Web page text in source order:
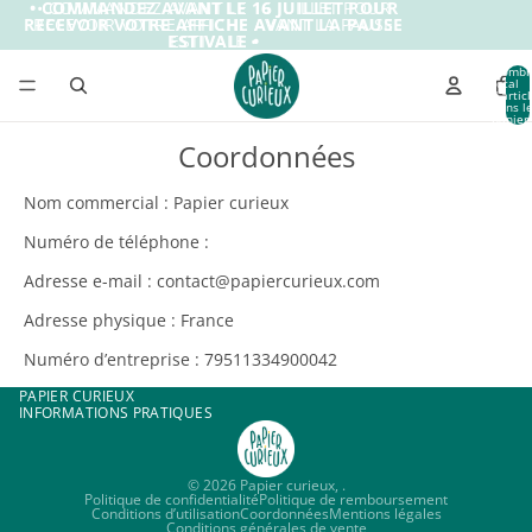
• COMMANDEZ AVANT LE 16 JUILLET POUR
RECEVOIR VOTRE AFFICHE AVANT LA PAUSE
ESTIVALE •
• COMMANDEZ AVANT LE 16 JUILLET POUR
RECEVOIR VOTRE AFFICHE AVANT LA PAUSE
ESTIVALE •
total
dans le
Coordonnées
Nom commercial : Papier curieux
Numéro de téléphone :
Adresse e-mail : contact@papiercurieux.com
Adresse physique : France
Numéro d’entreprise : 79511334900042
PAPIER CURIEUX
INFORMATIONS PRATIQUES
© 2026 Papier curieux, .
Politique de confidentialitéPolitique de remboursement
Conditions d’utilisationCoordonnéesMentions légales